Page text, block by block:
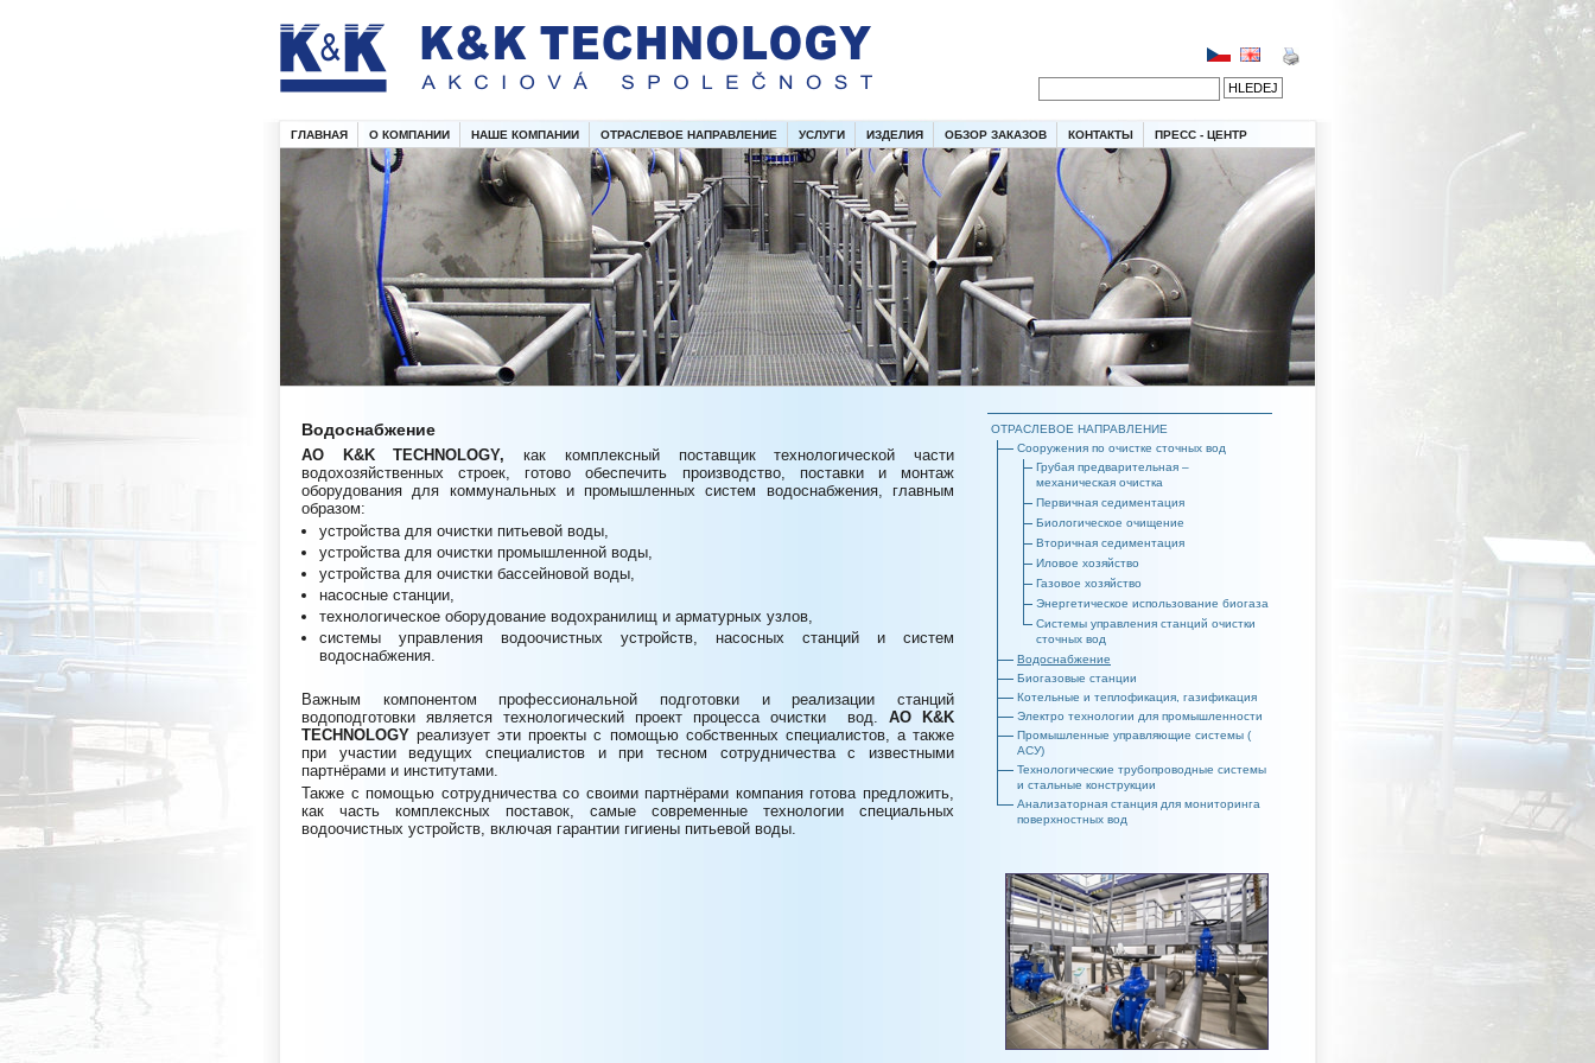
ГЛАВНАЯ О КОМПАНИИ НАШЕ КОМПАНИИ ОТРАСЛЕВОЕ НАПРАВЛЕНИЕ УСЛУГИ ИЗДЕЛИЯ ОБЗОР ЗАКАЗОВ КОНТАКТЫ ПРЕСС - ЦЕНТР
Водоснабжение
АО K&K TECHNOLOGY,как комплексный поставщик технологической части
водохозяйственных строек, готово обеспечить производство, поставки и монтаж
оборудования для коммунальных и промышленных систем водоснабжения, главным
образом:
устройства для очистки питьевой воды,
устройства для очистки промышленной воды,
устройства для очистки бассейновой воды,
насосные станции,
технологическое оборудование водохранилищ и арматурных узлов,
системы управления водоочистных устройств, насосных станций и систем
водоснабжения.
Важным компонентом профессиональной подготовки и реализации станций
водоподготовки является технологический проект процесса очистки вод. АО
K&K
TECHNOLOGY реализует эти проекты с помощью собственных специалистов, а также
при участии ведущих специалистов и при тесном сотрудничества с известными
партнёрами и институтами.
Также с помощью сотрудничества со своими партнёрами компания готова предложить,
как часть комплексных поставок, самые современные технологии специальных
водоочистных устройств, включая гарантии гигиены питьевой воды.
ОТРАСЛЕВОЕ НАПРАВЛЕНИЕ
Сооружения по очистке сточных вод
Грубая предварительная –
механическая очистка
Первичная седиментация
Биологическое очищение
Вторичная седиментация
Иловое хозяйство
Газовое хозяйство
Энергетическое использование биогаза
Системы управления станций очистки
сточных вод
Водоснабжение
Биогазовые станции
Котельные и теплофикация, газификация
Электро технологии для промышленности
Промышленные управляющие системы (
АСУ)
Технологические трубопроводные системы
и стальные конструкции
Анализаторная станция для мониторинга
поверхностных вод